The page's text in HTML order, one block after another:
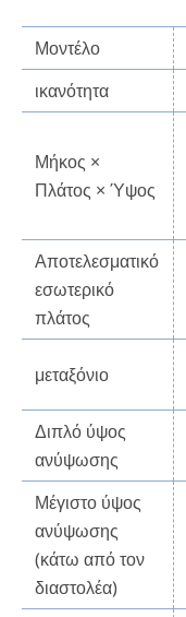
Μοντέλο
ικανότητα
Μήκος ×
Πλάτος × Ύψος
Αποτελεσματικό
εσωτερικό
πλάτος
μεταξόνιο
Διπλό ύψος
ανύψωσης
Μέγιστο ύψος
ανύψωσης
(κάτω από τον
διαστολέα)